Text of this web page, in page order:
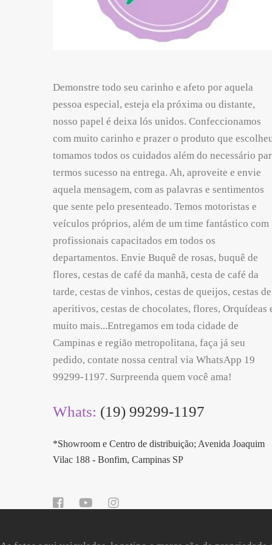
Demonstre todo seu carinho e afeto por aquela
pessoa especial, esteja ela próxima ou distante,
nosso papel é deixa lós unidos. Confeccionamos
com muito carinho e prazer o produto que
tomamos todos os cuidados além do necessário
termos sucesso na entrega. Ah, aproveite e envie
aquela mensagem, com as palavras e sentimentos
que sente pelo presenteado. Temos motoristas e
veículos próprios, além de um time fantástico com
profissionais capacitados em todos os
departamentos. Envie Buquê de rosas, buquê de
flores, cestas de café da manhã, cesta de café da
tarde, cestas de vinhos, cestas de queijos, cestas de
aperitivos, cestas de chocolates, flores, Orquídeas
muito mais...Entregamos em toda cidade de
Campinas e região metropolitana, faça já seu
pedido, contate nossa central via WhatsApp 19
99299-1197. Surpreenda quem você ama!
Whats: (19) 99299-1197
*Showroom e Centro de distribuição; Avenida Joaquim
Vilac 188 - Bonfim, Campinas SP